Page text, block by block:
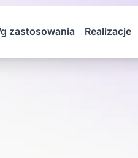
zastosowania Realizacje